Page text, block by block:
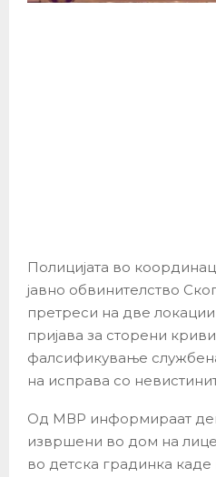
Полицијата во
јавно обвинителство
претреси на две
пријава за сторени
фалсификување
на исправа со
Од МВР информираат
извршени во дом на
во детска градинка